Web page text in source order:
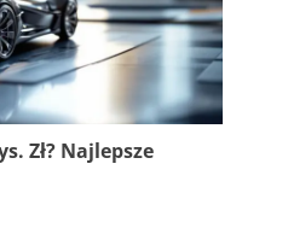
Zł? Najlepsze